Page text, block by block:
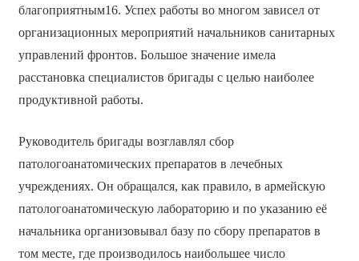
благоприятным16. Успех работы во многом зависел от
организационных мероприятий начальников санитарных
управлений фронтов. Большое значение имела
расстановка специалистов бригады с целью наиболее
продуктивной работы.
Руководитель бригады возглавлял сбор
патологоанатомических препаратов в лечебных
учреждениях. Он обращался, как правило, в армейскую
патологоанатомическую лабораторию и по указанию её
начальника организовывал базу по сбору препаратов в
том месте, где производилось наибольшее число